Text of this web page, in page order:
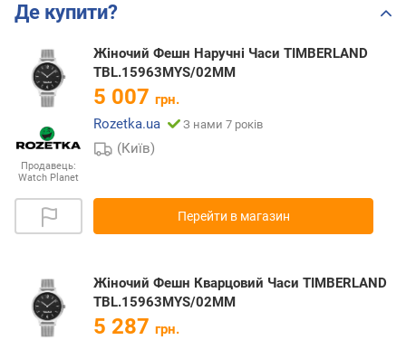
Де купити?
Продавець:
Watch Planet
Жіночий Фешн Наручні Часи TIMBERLAND
TBL.15963MYS/02MM
5 007 грн.
Rozetka.ua
З нами 7 років
(Київ)
Перейти в магазин
Жіночий Фешн Кварцовий Часи TIMBERLAND
TBL.15963MYS/02MM
5 287 грн.